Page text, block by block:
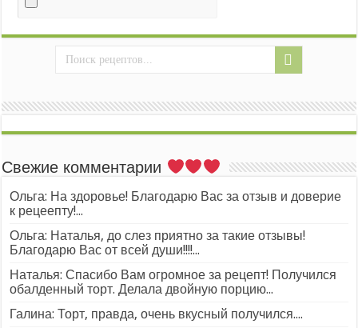
Свежие комментарии
Ольга: На здоровье! Благодарю Вас за отзыв и доверие
к рецеепту!...
Ольга: Наталья, до слез приятно за такие отзывы!
Благодарю Вас от всей души!!!!...
Наталья: Спасибо Вам огромное за рецепт! Получился
обалденный торт. Делала двойную порцию...
Галина: Торт, правда, очень вкусный получился....